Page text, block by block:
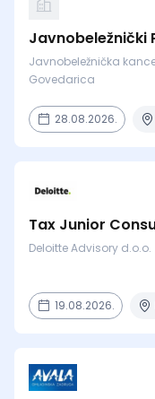
Javnobeležnički
Javnobeležnička
Govedarica
28.08.2026.
Tax Junior
Deloitte Advisory d.o.o.
19.08.2026.